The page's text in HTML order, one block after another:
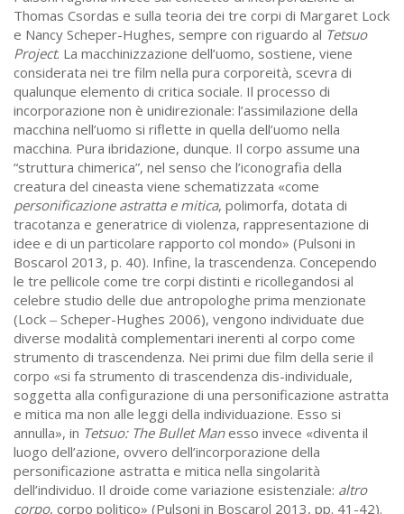
Thomas Csordas e sulla teoria dei tre corpi di Margaret Lock
e Nancy Scheper-Hughes, sempre con riguardo al Tetsuo
Project. La macchinizzazione dell’uomo, sostiene, viene
considerata nei tre film nella pura corporeità, scevra di
qualunque elemento di critica sociale. Il processo di
incorporazione non è unidirezionale: l’assimilazione della
macchina nell’uomo si riflette in quella dell’uomo nella
macchina. Pura ibridazione, dunque. Il corpo assume una
“struttura chimerica”, nel senso che l’iconografia della
creatura del cineasta viene schematizzata «come
personificazione astratta e mitica, polimorfa, dotata di
tracotanza e generatrice di violenza, rappresentazione di
idee e di un particolare rapporto col mondo» (Pulsoni in
Boscarol 2013, p. 40). Infine, la trascendenza. Concependo
le tre pellicole come tre corpi distinti e ricollegandosi al
celebre studio delle due antropologhe prima menzionate
(Lock – Scheper-Hughes 2006), vengono individuate due
diverse modalità complementari inerenti al corpo come
strumento di trascendenza. Nei primi due film della serie il
corpo «si fa strumento di trascendenza dis-individuale,
soggetta alla configurazione di una personificazione astratta
e mitica ma non alle leggi della individuazione. Esso si
annulla», in Tetsuo: The Bullet Manesso invece «diventa il
luogo dell’azione, ovvero dell’incorporazione della
personificazione astratta e mitica nella singolarità
dell’individuo. Il droide come variazione esistenziale: altro
corpo, corpo politico» (Pulsoni in Boscarol 2013, pp. 41-42).